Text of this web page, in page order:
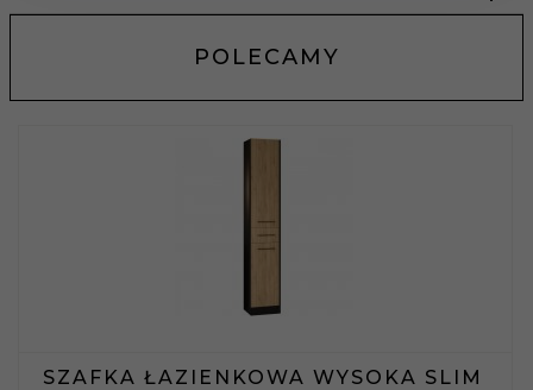
POLECAMY
SZAFKA ŁAZIENKOWA WYSOKA SLIM